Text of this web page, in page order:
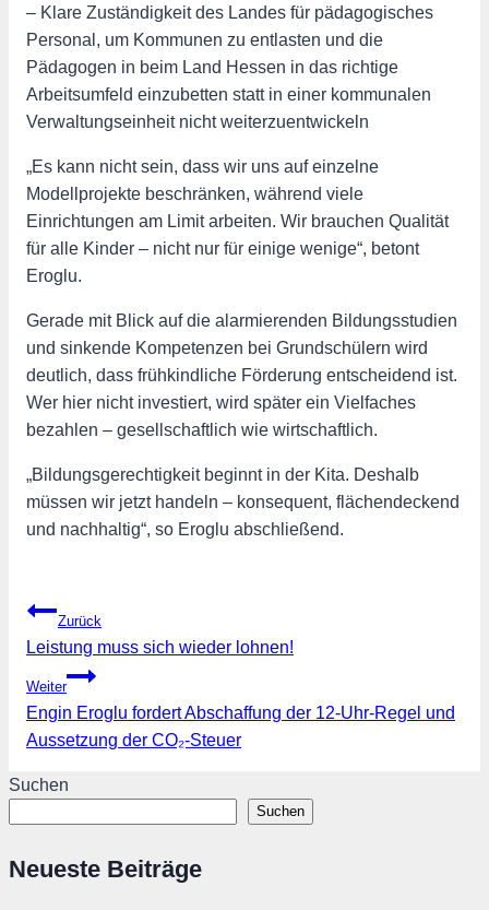
– Klare Zuständigkeit des Landes für pädagogisches
Personal, um Kommunen zu entlasten und die
Pädagogen in beim Land Hessen in das richtige
Arbeitsumfeld einzubetten statt in einer kommunalen
Verwaltungseinheit nicht weiterzuentwickeln
„Es kann nicht sein, dass wir uns auf einzelne
Modellprojekte beschränken, während viele
Einrichtungen am Limit arbeiten. Wir brauchen Qualität
für alle Kinder – nicht nur für einige wenige“, betont
Eroglu.
Gerade mit Blick auf die alarmierenden Bildungsstudien
und sinkende Kompetenzen bei Grundschülern wird
deutlich, dass frühkindliche Förderung entscheidend ist.
Wer hier nicht investiert, wird später ein Vielfaches
bezahlen – gesellschaftlich wie wirtschaftlich.
„Bildungsgerechtigkeit beginnt in der Kita. Deshalb
müssen wir jetzt handeln – konsequent, flächendeckend
und nachhaltig“, so Eroglu abschließend.
Beitragsnavigation
Zurück
Leistung muss sich wieder lohnen!
Weiter
Engin Eroglu fordert Abschaffung der 12-Uhr-Regel und
Aussetzung der CO₂-Steuer
Suchen
Suchen
Neueste Beiträge